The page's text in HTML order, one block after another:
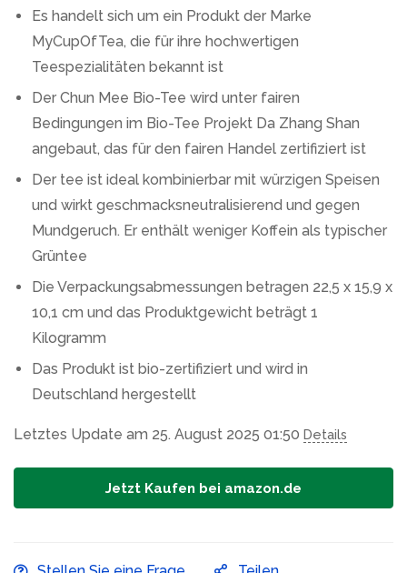
Es handelt sich um ein Produkt der Marke
MyCupOfTea, die für ihre hochwertigen
Teespezialitäten bekannt ist
Der Chun Mee Bio-Tee wird unter fairen
Bedingungen im Bio-Tee Projekt Da Zhang Shan
angebaut, das für den fairen Handel zertifiziert ist
Der tee ist ideal kombinierbar mit würzigen Speisen
und wirkt geschmacksneutralisierend und gegen
Mundgeruch. Er enthält weniger Koffein als typischer
Grüntee
Die Verpackungsabmessungen betragen 22,5 x 15,9 x
10,1 cm und das Produktgewicht beträgt 1
Kilogramm
Das Produkt ist bio-zertifiziert und wird in
Deutschland hergestellt
Letztes Update am 25. August 2025 01:50 Details
Jetzt Kaufen bei amazon.de